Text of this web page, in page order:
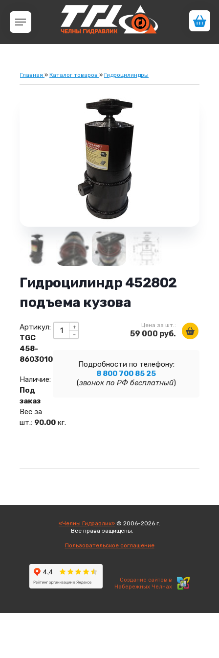
Главная » Каталог товаров » Гидроцилиндры
Гидроцилиндр 452802
подъема кузова
+
-
Цена за шт.:
59 000 руб.
Подробности по телефону:
8 800 700 85 25
(звонок по РФ бесплатный)
Артикул:
TGC
458-
8603010
Наличие:
Под
заказ
Вес за
шт.: 90.00 кг.
«Челны Гидравлик» © 2006-2026 г.
Все права защищены.
Пользовательское соглашение
Создание сайтов в
Набережных Челнах